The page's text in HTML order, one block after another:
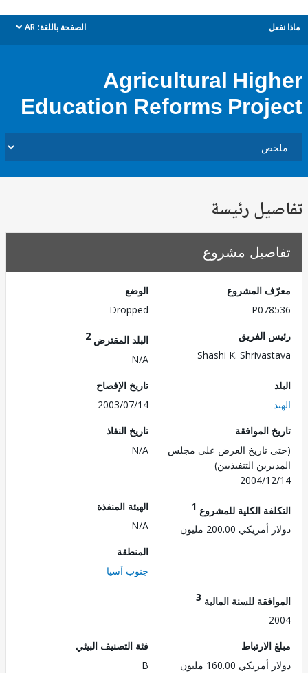
الصفحة باللغة: AR
dropdown
Agricultural
Education Reforms
رئيسة
مشروع
المشروع
Dropped
الفريق
Shashi K.
البلد المقترض
تاريخ الإفصاح
2003/07/14
الموافقة
تاريخ العرض على مجلس
التنفيذيين)
2004/
تاريخ النفاذ
N/A
الكلية للمشروع1
200.00 مليون
الهيئة المنفذة
جنوب آسيا
للسنة المالية3
160.00 مليون
فئة التصنيف البيئي
B